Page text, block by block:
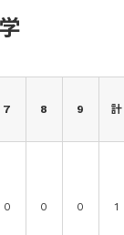
7 8 9 計
0 0 0 1